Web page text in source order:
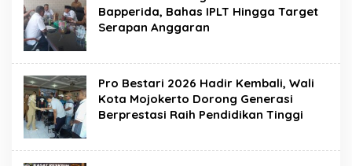
Bapperida, Bahas IPLT Hingga Target
Serapan Anggaran
Pro Bestari 2026 Hadir Kembali, Wali
Kota Mojokerto Dorong Generasi
Berprestasi Raih Pendidikan Tinggi